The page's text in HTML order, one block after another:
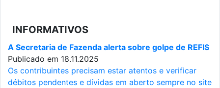
INFORMATIVOS
A Secretaria de Fazenda alerta sobre golpe de REFIS
Publicado em 18.11.2025
Os contribuintes precisam estar atentos e verificar
débitos pendentes e dívidas em aberto sempre no site